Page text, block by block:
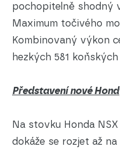
pochopitelně shodný
Maximum točivého
Kombinovaný výkon
hezkých 581 koňských
Představení nové
Na stovku Honda
dokáže se rozjet až na